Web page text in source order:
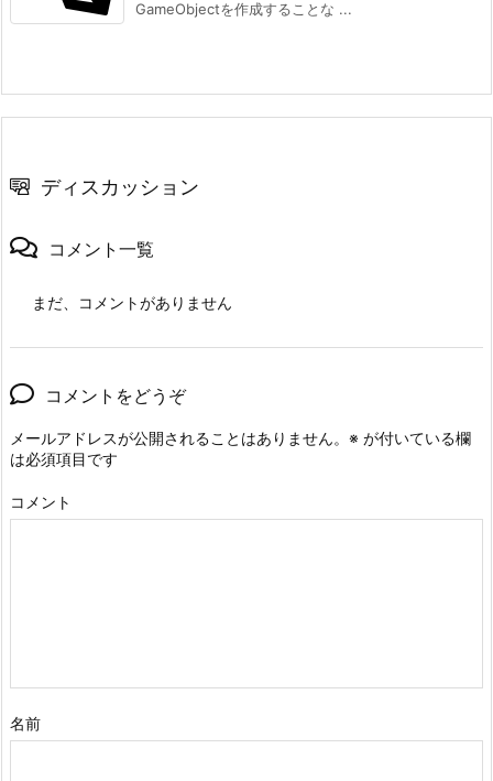
GameObjectを作成することな ...
ディスカッション
コメント一覧
まだ、コメントがありません
コメントをどうぞ
メールアドレスが公開されることはありません。 ※ が付いている欄
は必須項目です
コメント
名前